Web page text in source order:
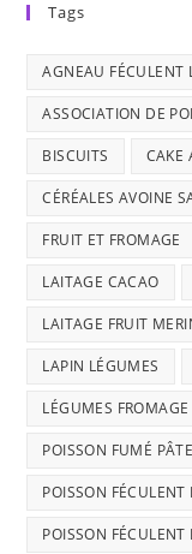
Tags
AGNEAU FÉCULENT
ASSOCIATION DE
BISCUITS CAKE
CÉRÉALES AVOINE
FRUIT ET FROMAGE
LAITAGE CACAO
LAITAGE FRUIT
LAPIN LÉGUMES
LÉGUMES FROMAGE
POISSON FUMÉ
POISSON FÉCULENT
POISSON FÉCULENT